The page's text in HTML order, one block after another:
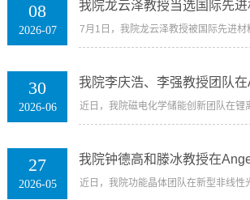
何燕副校长走进我院电磁学课堂并寄语同学们
08
2026-07
30
2026-06
27
2026-05